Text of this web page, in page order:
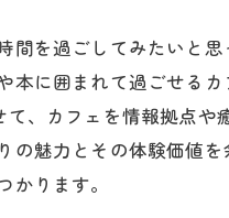
間を過ごしてみたいと
本に囲まれて過ごせる
、カフェを情報拠点
の魅力とその体験価値
ります。